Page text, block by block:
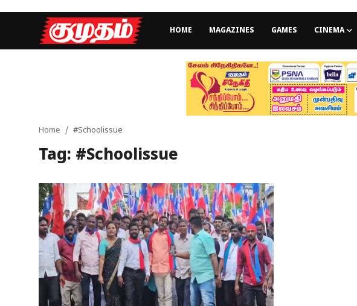
HOME MAGAZINES GAMES CINEMA
Games
Videos
Health
Special Story
Home #Schoolissue
Tag: #Schoolissue